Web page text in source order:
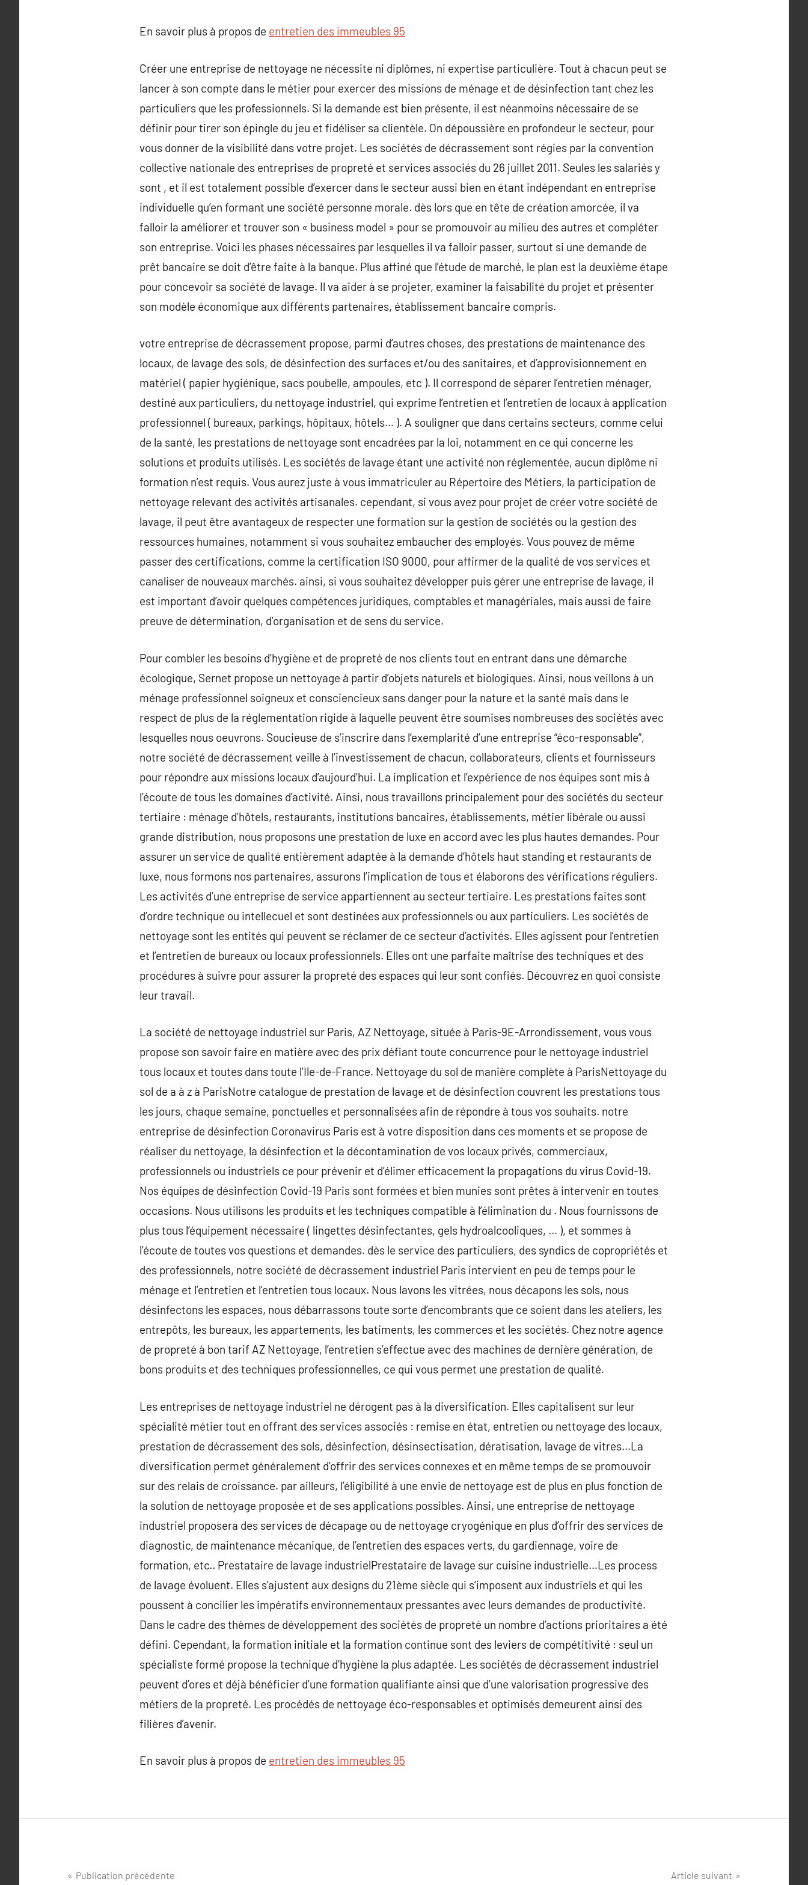
En savoir plus à propos de entretien des immeubles 95
Créer une entreprise de nettoyage ne nécessite ni diplômes, ni expertise particulière. Tout à chacun peut se
lancer à son compte dans le métier pour exercer des missions de ménage et de désinfection tant chez les
particuliers que les professionnels. Si la demande est bien présente, il est néanmoins nécessaire de se
définir pour tirer son épingle du jeu et fidéliser sa clientèle. On dépoussière en profondeur le secteur, pour
vous donner de la visibilité dans votre projet. Les sociétés de décrassement sont régies par la convention
collective nationale des entreprises de propreté et services associés du 26 juillet 2011. Seules les salariés y
sont , et il est totalement possible d’exercer dans le secteur aussi bien en étant indépendant en entreprise
individuelle qu’en formant une société personne morale. dès lors que en tête de création amorcée, il va
falloir la améliorer et trouver son « business model » pour se promouvoir au milieu des autres et compléter
son entreprise. Voici les phases nécessaires par lesquelles il va falloir passer, surtout si une demande de
prêt bancaire se doit d’être faite à la banque. Plus affiné que l’étude de marché, le plan est la deuxième étape
pour concevoir sa société de lavage. Il va aider à se projeter, examiner la faisabilité du projet et présenter
son modèle économique aux différents partenaires, établissement bancaire compris.
votre entreprise de décrassement propose, parmi d’autres choses, des prestations de maintenance des
locaux, de lavage des sols, de désinfection des surfaces et/ou des sanitaires, et d’approvisionnement en
matériel ( papier hygiénique, sacs poubelle, ampoules, etc ). Il correspond de séparer l’entretien ménager,
destiné aux particuliers, du nettoyage industriel, qui exprime l’entretien et l’entretien de locaux à application
professionnel ( bureaux, parkings, hôpitaux, hôtels… ). A souligner que dans certains secteurs, comme celui
de la santé, les prestations de nettoyage sont encadrées par la loi, notamment en ce qui concerne les
solutions et produits utilisés. Les sociétés de lavage étant une activité non réglementée, aucun diplôme ni
formation n’est requis. Vous aurez juste à vous immatriculer au Répertoire des Métiers, la participation de
nettoyage relevant des activités artisanales. cependant, si vous avez pour projet de créer votre société de
lavage, il peut être avantageux de respecter une formation sur la gestion de sociétés ou la gestion des
ressources humaines, notamment si vous souhaitez embaucher des employés. Vous pouvez de même
passer des certifications, comme la certification ISO 9000, pour affirmer de la qualité de vos services et
canaliser de nouveaux marchés. ainsi, si vous souhaitez développer puis gérer une entreprise de lavage, il
est important d’avoir quelques compétences juridiques, comptables et managériales, mais aussi de faire
preuve de détermination, d’organisation et de sens du service.
Pour combler les besoins d’hygiène et de propreté de nos clients tout en entrant dans une démarche
écologique, Sernet propose un nettoyage à partir d’objets naturels et biologiques. Ainsi, nous veillons à un
ménage professionnel soigneux et consciencieux sans danger pour la nature et la santé mais dans le
respect de plus de la réglementation rigide à laquelle peuvent être soumises nombreuses des sociétés avec
lesquelles nous oeuvrons. Soucieuse de s’inscrire dans l’exemplarité d’une entreprise “éco-responsable”,
notre société de décrassement veille à l’investissement de chacun, collaborateurs, clients et fournisseurs
pour répondre aux missions locaux d’aujourd’hui. La implication et l’expérience de nos équipes sont mis à
l’écoute de tous les domaines d’activité. Ainsi, nous travaillons principalement pour des sociétés du secteur
tertiaire : ménage d’hôtels, restaurants, institutions bancaires, établissements, métier libérale ou aussi
grande distribution, nous proposons une prestation de luxe en accord avec les plus hautes demandes. Pour
assurer un service de qualité entièrement adaptée à la demande d’hôtels haut standing et restaurants de
luxe, nous formons nos partenaires, assurons l’implication de tous et élaborons des vérifications réguliers.
Les activités d’une entreprise de service appartiennent au secteur tertiaire. Les prestations faites sont
d’ordre technique ou intellecuel et sont destinées aux professionnels ou aux particuliers. Les sociétés de
nettoyage sont les entités qui peuvent se réclamer de ce secteur d’activités. Elles agissent pour l’entretien
et l’entretien de bureaux ou locaux professionnels. Elles ont une parfaite maîtrise des techniques et des
procédures à suivre pour assurer la propreté des espaces qui leur sont confiés. Découvrez en quoi consiste
leur travail.
La société de nettoyage industriel sur Paris, AZ Nettoyage, située à Paris-9E-Arrondissement, vous vous
propose son savoir faire en matière avec des prix défiant toute concurrence pour le nettoyage industriel
tous locaux et toutes dans toute l’Ile-de-France. Nettoyage du sol de manière complète à ParisNettoyage du
sol de a à z à ParisNotre catalogue de prestation de lavage et de désinfection couvrent les prestations tous
les jours, chaque semaine, ponctuelles et personnalisées afin de répondre à tous vos souhaits. notre
entreprise de désinfection Coronavirus Paris est à votre disposition dans ces moments et se propose de
réaliser du nettoyage, la désinfection et la décontamination de vos locaux privés, commerciaux,
professionnels ou industriels ce pour prévenir et d’élimer efficacement la propagations du virus Covid-19.
Nos équipes de désinfection Covid-19 Paris sont formées et bien munies sont prêtes à intervenir en toutes
occasions. Nous utilisons les produits et les techniques compatible à l’élimination du . Nous fournissons de
plus tous l’équipement nécessaire ( lingettes désinfectantes, gels hydroalcooliques, … ), et sommes à
l’écoute de toutes vos questions et demandes. dès le service des particuliers, des syndics de copropriétés et
des professionnels, notre société de décrassement industriel Paris intervient en peu de temps pour le
ménage et l’entretien et l’entretien tous locaux. Nous lavons les vitrées, nous décapons les sols, nous
désinfectons les espaces, nous débarrassons toute sorte d’encombrants que ce soient dans les ateliers, les
entrepôts, les bureaux, les appartements, les batiments, les commerces et les sociétés. Chez notre agence
de propreté à bon tarif AZ Nettoyage, l’entretien s’effectue avec des machines de dernière génération, de
bons produits et des techniques professionnelles, ce qui vous permet une prestation de qualité.
Les entreprises de nettoyage industriel ne dérogent pas à la diversification. Elles capitalisent sur leur
spécialité métier tout en offrant des services associés : remise en état, entretien ou nettoyage des locaux,
prestation de décrassement des sols, désinfection, désinsectisation, dératisation, lavage de vitres…La
diversification permet généralement d’offrir des services connexes et en même temps de se promouvoir
sur des relais de croissance. par ailleurs, l’éligibilité à une envie de nettoyage est de plus en plus fonction de
la solution de nettoyage proposée et de ses applications possibles. Ainsi, une entreprise de nettoyage
industriel proposera des services de décapage ou de nettoyage cryogénique en plus d’offrir des services de
diagnostic, de maintenance mécanique, de l’entretien des espaces verts, du gardiennage, voire de
formation, etc.. Prestataire de lavage industrielPrestataire de lavage sur cuisine industrielle…Les process
de lavage évoluent. Elles s’ajustent aux designs du 21ème siècle qui s’imposent aux industriels et qui les
poussent à concilier les impératifs environnementaux pressantes avec leurs demandes de productivité.
Dans le cadre des thèmes de développement des sociétés de propreté un nombre d’actions prioritaires a été
défini. Cependant, la formation initiale et la formation continue sont des leviers de compétitivité : seul un
spécialiste formé propose la technique d’hygiène la plus adaptée. Les sociétés de décrassement industriel
peuvent d’ores et déjà bénéficier d’une formation qualifiante ainsi que d’une valorisation progressive des
métiers de la propreté. Les procédés de nettoyage éco-responsables et optimisés demeurent ainsi des
filières d’avenir.
En savoir plus à propos de entretien des immeubles 95
Navigation
Publication précédente Article suivant